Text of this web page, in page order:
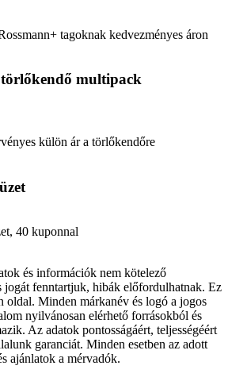
tagoknak kedvezményes áron
törlőkendő multipack
külön ár a törlőkendőre
40 kuponnal
és információk nem kötelező
jogát fenntartjuk, hibák előfordulhatnak. Ez
oldal. Minden márkanév és logó a jogos
nyilvánosan elérhető forrásokból és
Az adatok pontosságáért, teljességéért
garanciát. Minden esetben az adott
ajánlatok a mérvadók.